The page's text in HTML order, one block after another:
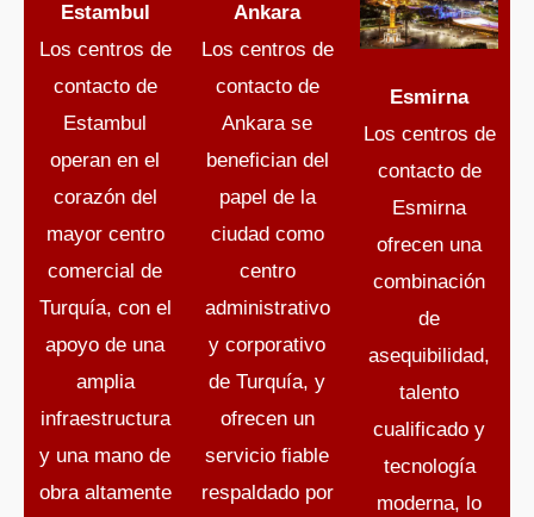
Estambul
Los centros de
contacto de
Estambul
operan en el
corazón del
mayor centro
comercial de
Turquía, con el
apoyo de una
amplia
infraestructura
y una mano de
obra altamente
Ankara
Los centros de
contacto de
Ankara se
benefician del
papel de la
ciudad como
centro
administrativo
y corporativo
de Turquía, y
ofrecen un
servicio fiable
respaldado por
Esmirna
Los centros de
contacto de
Esmirna
ofrecen una
combinación
de
asequibilidad,
talento
cualificado y
tecnología
moderna, lo